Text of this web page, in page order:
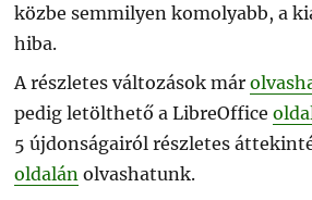
közbe semmilyen komolyabb, a
hiba.
A részletes változások már
pedig letölthető a LibreOffice
5 újdonságairól részletes
oldalán olvashatunk.